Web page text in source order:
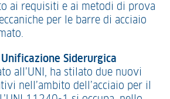
ai requisiti e ai metodi di prova
per le barre di acciaio
Unificazione Siderurgica
all’UNI, ha stilato due nuovi
nell’ambito dell’acciaio per il